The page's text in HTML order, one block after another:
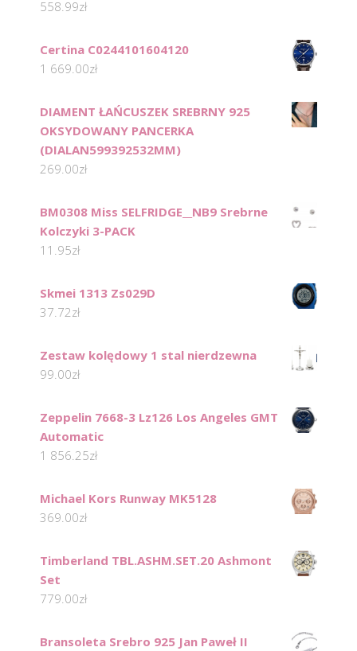
558.99zł
Certina C0244101604120
1 669.00zł
DIAMENT ŁAŃCUSZEK SREBRNY 925
OKSYDOWANY PANCERKA
(DIALAN599392532MM)
269.00zł
BM0308 Miss SELFRIDGE__NB9 Srebrne
Kolczyki 3-PACK
11.95zł
Skmei 1313 Zs029D
37.72zł
Zestaw kolędowy 1 stal nierdzewna
99.00zł
Zeppelin 7668-3 Lz126 Los Angeles GMT
Automatic
1 856.25zł
Michael Kors Runway MK5128
369.00zł
Timberland TBL.ASHM.SET.20 Ashmont
Set
779.00zł
Bransoleta Srebro 925 Jan Paweł II